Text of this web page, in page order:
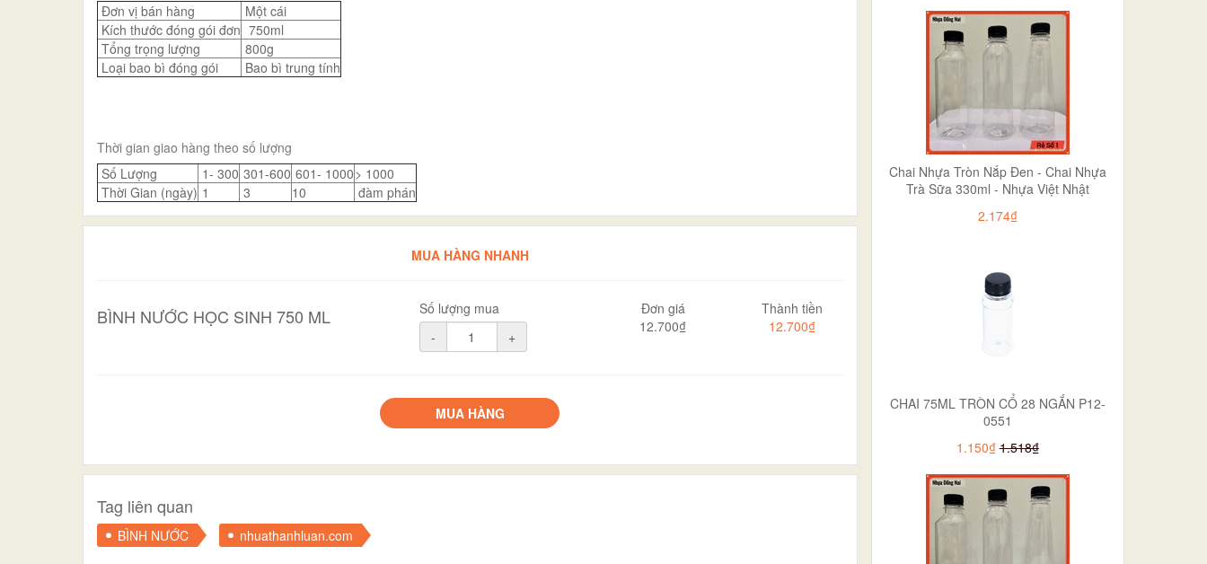
Đơn vị bán hàng
Một cái
Kích thước đóng gói đơn 750ml
Tổng trọng lượng
800g
Loại bao bì đóng gói
Bao bì trung tính
Thời gian giao hàng theo số lượng
Số Lượng
1- 300 301-600 601- 1000> 1000
Thời Gian (ngày) 1 3 10 đàm phán
MUA HÀNG NHANH
BÌNH NƯỚC HỌC SINH 750 ML
Số lượng mua
-
+
Đơn giá
12.700₫
Thành tiền
12.700₫
MUA HÀNG
Tag liên quan
BÌNH NƯỚC nhuathanhluan.com
Chai Nhựa Tròn Nắp Đen - Chai Nhựa
Trà Sữa 330ml - Nhựa Việt Nhật
2.174₫
CHAI 75ML TRÒN CỔ 28 NGẮN P12-
0551
1.150₫ 1.518₫